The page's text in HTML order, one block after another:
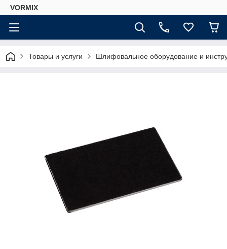
VORMIX
Товары и услуги Шлифовальное оборудование и